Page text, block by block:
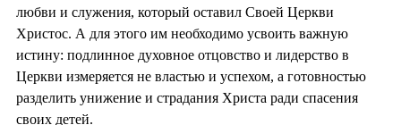
любви и служения, который оставил Своей Церкви
Христос. А для этого им необходимо усвоить важную
истину: подлинное духовное отцовство и лидерство в
Церкви измеряется не властью и успехом, а готовностью
разделить унижение и страдания Христа ради спасения
своих детей.